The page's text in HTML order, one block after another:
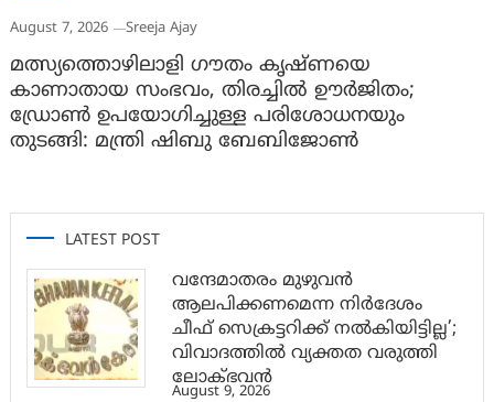
August 7, 2026 Sreeja Ajay
മത്സ്യത്തൊഴിലാളി ഗൗതം കൃഷ്ണയെ
കാണാതായ സംഭവം, തിരച്ചിൽ ഊർജിതം;
ഡ്രോണ്‍ ഉപയോഗിച്ചുള്ള പരിശോധനയും
തുടങ്ങി: മന്ത്രി ഷിബു ബേബിജോണ്‍
LATEST POST
വന്ദേമാതരം മുഴുവൻ
ആലപിക്കണമെന്ന നിർദേശം
ചീഫ് സെക്രട്ടറിക്ക് നൽകിയിട്ടില്ല’;
വിവാദത്തിൽ വ്യക്തത വരുത്തി
ലോക്ഭവൻ
August 9, 2026